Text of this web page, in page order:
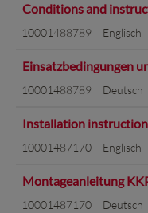
Conditions and
10001488789 Englisch
Einsatzbedingungen
10001488789 Deutsch
Installation
10001487170 Englisch
Montageanleitung
10001487170 Deutsch